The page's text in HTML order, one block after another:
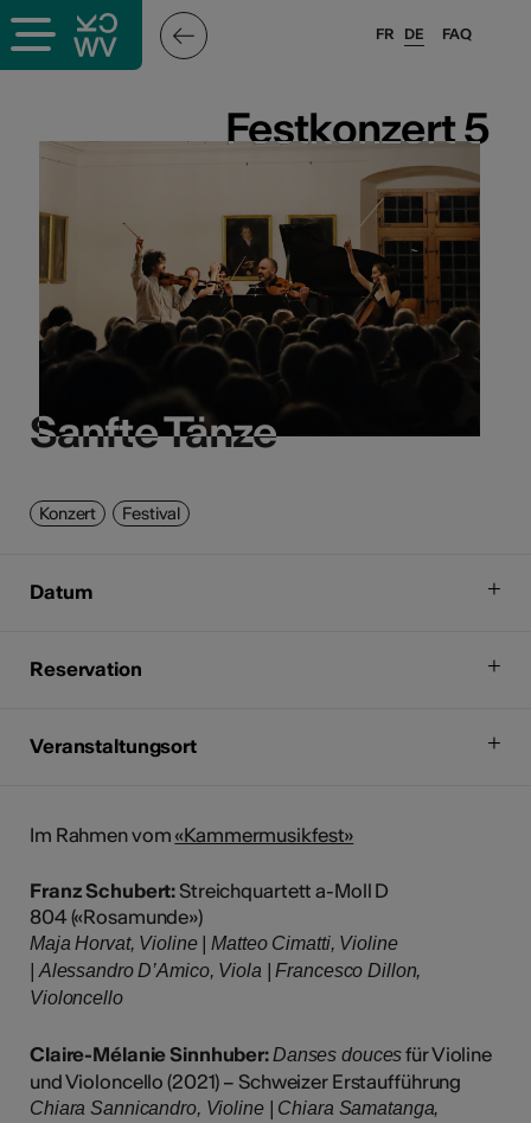
FAQ
FR DE
Festkonzert 5
Sanfte Tänze
Festkonzert 5
Sanfte Tänze
Konzert Festival
Datum
Reservation
Veranstaltungsort
Im Rahmen vom «Kammermusikfest»
Franz Schubert: Streichquartett a-Moll D
804 («Rosamunde»)
Maja Horvat, Violine | Matteo Cimatti, Violine
| Alessandro D’Amico, Viola | Francesco Dillon,
Violoncello
Claire-Mélanie Sinnhuber:Danses doucesfür Violine
und Violoncello (2021) – Schweizer Erstaufführung
Chiara Sannicandro, Violine | Chiara Samatanga,